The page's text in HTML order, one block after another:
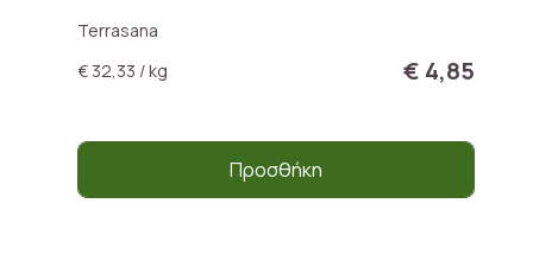
Terrasana
€ 32,33 / kg
€ 4,85
Προσθήκη